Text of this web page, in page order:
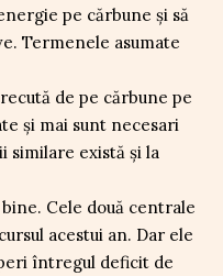
pe cărbune și să
Termenele asumate
de pe cărbune pe
și mai sunt necesari
similare există și la
Cele două centrale
acestui an. Dar ele
întregul deficit de